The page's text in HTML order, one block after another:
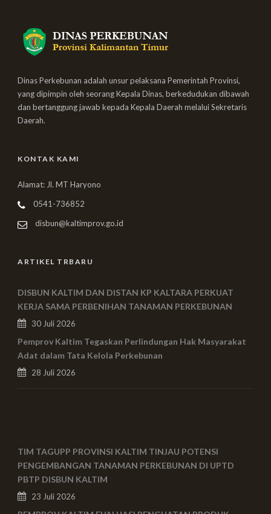
Dinas Perkebunan adalah unsur pelaksana Pemerintah Provinsi,
yang dipimpin oleh seorang Kepala Dinas, berkedudukan dibawah
dan bertanggung jawab kepada Kepala Daerah melalui Sekretaris
Daerah.
KONTAK KAMI
Alamat: Jl. MT Haryono
0541-736852
disbun@kaltimprov.go.id
ARTIKEL TRBARU
DISBUN KALTIM DAN DISTAN KP KALTARA PERKUAT
KERJA SAMA PERBENIHAN TANAMAN PERKEBUNAN
30 Juli 2026
Pemprov Kaltim Tegaskan Perlindungan Hak Masyarakat
Adat dalam Tata Kelola Perkebunan
28 Juli 2026
TIM TAGUPP PROVINSI KALTIM TINJAU POTENSI
PENGEMBANGAN TANAMAN PERKEBUNAN DI UPTD
PBTP DISBUN KALTIM
23 Juli 2026